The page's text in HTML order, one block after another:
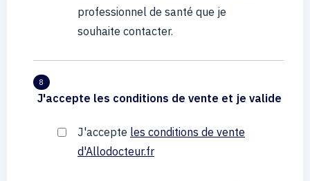
professionnel de santé que je
souhaite contacter.
8
J'accepte les conditions de vente et je valide
J'accepte les conditions de vente
d'Allodocteur.fr